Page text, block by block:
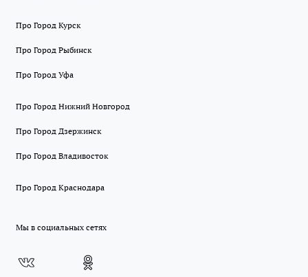
Про Город Курск
Про Город Рыбинск
Про Город Уфа
Про Город Нижний Новгород
Про Город Дзержинск
Про Город Владивосток
Про Город Краснодара
Мы в социальных сетях